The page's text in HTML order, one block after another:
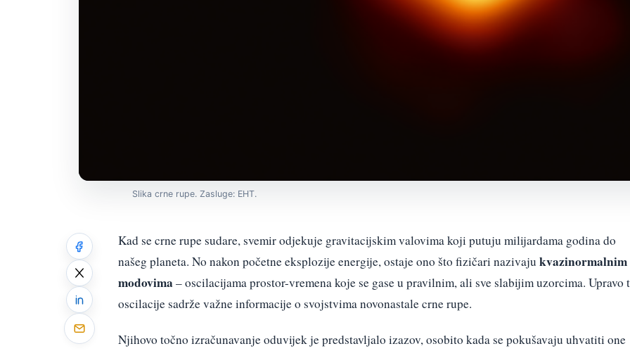
Slika crne rupe. Zasluge: EHT.
Kad se crne rupe sudare, svemir odjekuje gravitacijskim valovima koji putuju milijardama godina do
našeg planeta. No nakon početne eksplozije energije, ostaje ono što fizičari nazivaju kvazinormalnim
modovima – oscilacijama prostor-vremena koje se gase u pravilnim, ali sve slabijim uzorcima. Upravo
oscilacije sadrže važne informacije o svojstvima novonastale crne rupe.
Njihovo točno izračunavanje oduvijek je predstavljalo izazov, osobito kada se pokušavaju uhvatiti one